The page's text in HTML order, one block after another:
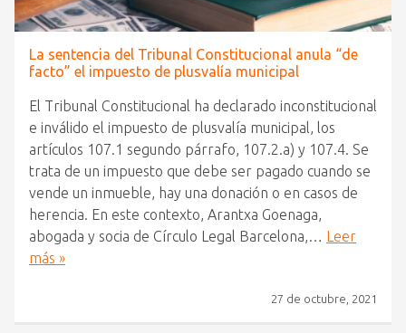
La sentencia del Tribunal Constitucional anula “de
facto” el impuesto de plusvalía municipal
El Tribunal Constitucional ha declarado inconstitucional
e inválido el impuesto de plusvalía municipal, los
artículos 107.1 segundo párrafo, 107.2.a) y 107.4. Se
trata de un impuesto que debe ser pagado cuando se
vende un inmueble, hay una donación o en casos de
herencia. En este contexto, Arantxa Goenaga,
abogada y socia de Círculo Legal Barcelona,… Leer
más »
27 de octubre, 2021